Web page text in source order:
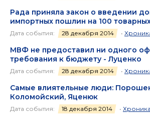
Рада приняла закон о введении
импортных пошлин на 100
Дата события: 28 декабря 2014 •
МВФ не предоставил ни одного
требования к бюджету - Луценко
Дата события: 28 декабря 2014 •
Самые влиятельные люди:
Коломойский, Яценюк
Дата события: 18 декабря 2014 • Хроника